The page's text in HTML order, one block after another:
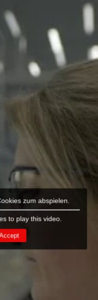
zum abspielen.
to play this video.